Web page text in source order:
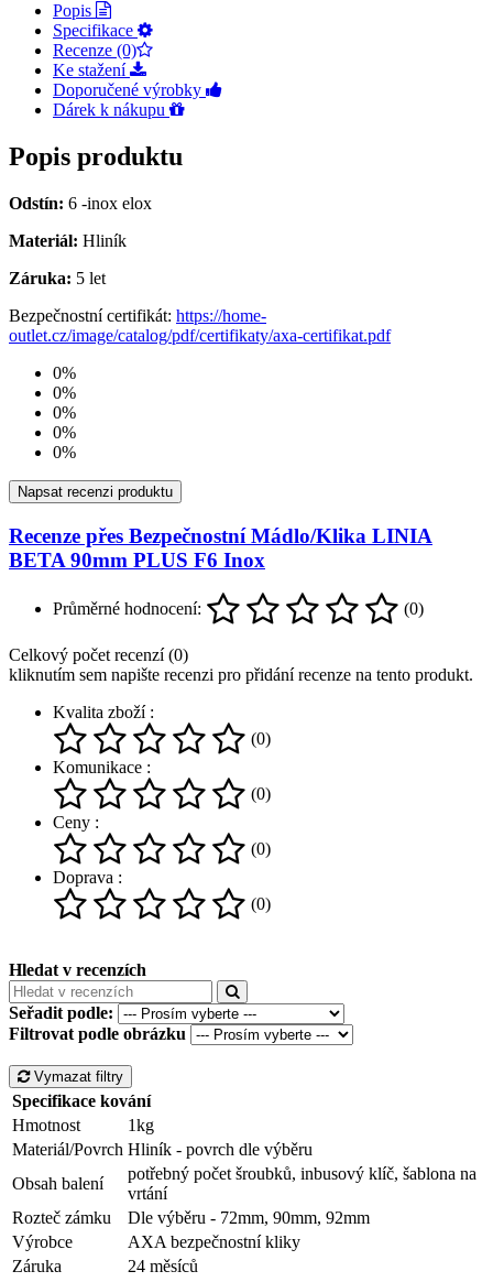
Popis
Specifikace
Recenze (0)
Ke stažení
Doporučené výrobky
Dárek k nákupu
Popis produktu
Odstín: 6 -inox elox
Materiál: Hliník
Záruka: 5 let
Bezpečnostní certifikát: https://home-
outlet.cz/image/catalog/pdf/certifikaty/axa-certifikat.pdf
0%
0%
0%
0%
0%
Napsat recenzi produktu
Recenze přes Bezpečnostní Mádlo/Klika LINIA
BETA 90mm PLUS F6 Inox
Průměrné hodnocení: (0)
Celkový počet recenzí (0)
kliknutím sem napište recenzi pro přidání recenze na tento produkt.
Kvalita zboží :
(0)
Komunikace :
(0)
Ceny :
(0)
Doprava :
(0)
Hledat v recenzích
Seřadit podle:
Filtrovat podle obrázku
Vymazat filtry
Specifikace kování
Hmotnost
1kg
Materiál/Povrch Hliník - povrch dle výběru
Obsah balení
potřebný počet šroubků, inbusový klíč, šablona na
vrtání
Rozteč zámku
Dle výběru - 72mm, 90mm, 92mm
Výrobce
AXA bezpečnostní kliky
Záruka
24 měsíců